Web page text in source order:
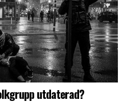
utdaterad?